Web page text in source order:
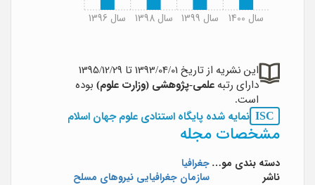
سال 1396 سال 1398 سال 1399 سال 1400
این نشریه از تاریخ 1393/04/01 تا 1395/12/29
دارای رتبه علمی-پژوهشی (وزارت علوم) بوده
است.
ISC نمایه شده پایگاه استنادی علوم جهان اسلام
مشخصات مجله
دسته بندی موضوعیجغرافیا
ناشر
سازمان جغرافیایی نیروهای مسلح